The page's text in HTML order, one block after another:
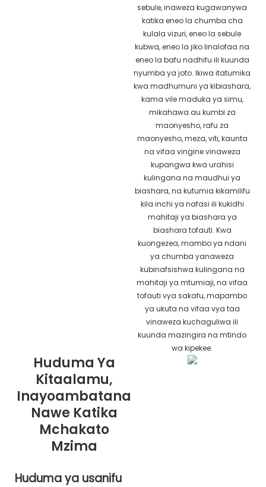
sebule, inaweza kugawanywa
katika eneo la chumba cha
kulala vizuri, eneo la sebule
kubwa, eneo la jiko linalofaa na
eneo la bafu nadhifu ili kuunda
nyumba ya joto. Ikiwa itatumika
kwa madhumuni ya kibiashara,
kama vile maduka ya simu,
mikahawa au kumbi za
maonyesho, rafu za
maonyesho, meza, viti, kaunta
na vifaa vingine vinaweza
kupangwa kwa urahisi
kulingana na maudhui ya
biashara, na kutumia kikamilifu
kila inchi ya nafasi ili kukidhi
mahitaji ya biashara ya
biashara tofauti. Kwa
kuongezea, mambo ya ndani
ya chumba yanaweza
kubinafsishwa kulingana na
mahitaji ya mtumiaji, na vifaa
tofauti vya sakafu, mapambo
ya ukuta na vifaa vya taa
vinaweza kuchaguliwa ili
kuunda mazingira na mtindo
wa kipekee.
Huduma Ya
Kitaalamu,
Inayoambatana
Nawe Katika
Mchakato
Mzima
Huduma ya usanifu